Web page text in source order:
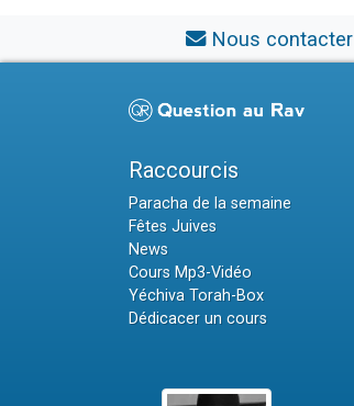
Nous contacter
Raccourcis
Paracha de la semaine
Fêtes Juives
News
Cours Mp3-Vidéo
Yéchiva Torah-Box
Dédicacer un cours